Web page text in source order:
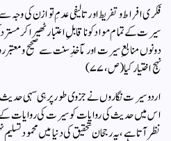
فکری افراط و تفریط اور تالیفی عدمِ توازن کی
سیرت کے تمام مواد کو ناقابلِ اعتبار ٹھیرا کر
دونوں منابعِ سیرت اور مآخذِ سنت سے صحیح و
نہج اختیار کیا(ص،۷۷)
اردو سیرت نگاروں نے جزوی طور پر ہی سہی حدیث
اس میں حدیث کی روایات کو سیرت کی روایات کے
نظر آتا ہے، یہ رجحان تحقیق کی دنیا میں محمود